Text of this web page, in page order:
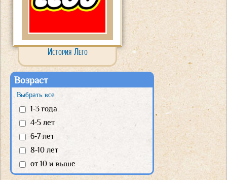
Возраст
Выбрать все
1-3 года
4-5 лет
6-7 лет
8-10 лет
от 10 и выше
История Лего